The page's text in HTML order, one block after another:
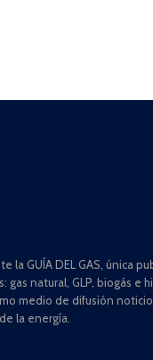
la GUÍA DEL GAS, única
natural, GLP, biogás e
medio de difusión
la energía.